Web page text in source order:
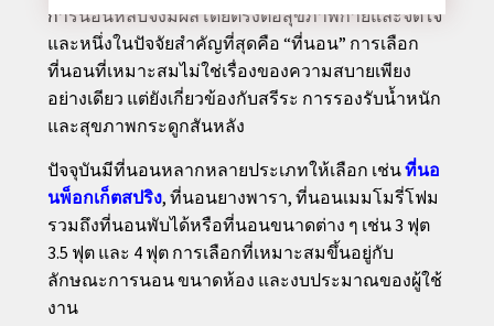
CONTACT
US
การนอนหลับจึงมีผลโดยตรงต่อสุขภาพกายและจิตใจ
และหนึ่งในปัจจัยสำคัญที่สุดคือ “ที่นอน” การเลือก
ที่นอนที่เหมาะสมไม่ใช่เรื่องของความสบายเพียง
อย่างเดียว แต่ยังเกี่ยวข้องกับสรีระ การรองรับน้ำหนัก
และสุขภาพกระดูกสันหลัง
ปัจจุบันมีที่นอนหลากหลายประเภทให้เลือก เช่นที่นอ
นพ็อกเก็ตสปริง, ที่นอนยางพารา, ที่นอนเมมโมรี่โฟม
รวมถึงที่นอนพับได้หรือที่นอนขนาดต่าง ๆ เช่น 3 ฟุต
3.5 ฟุต และ 4 ฟุต การเลือกที่เหมาะสมขึ้นอยู่กับ
ลักษณะการนอน ขนาดห้อง และงบประมาณของผู้ใช้
งาน